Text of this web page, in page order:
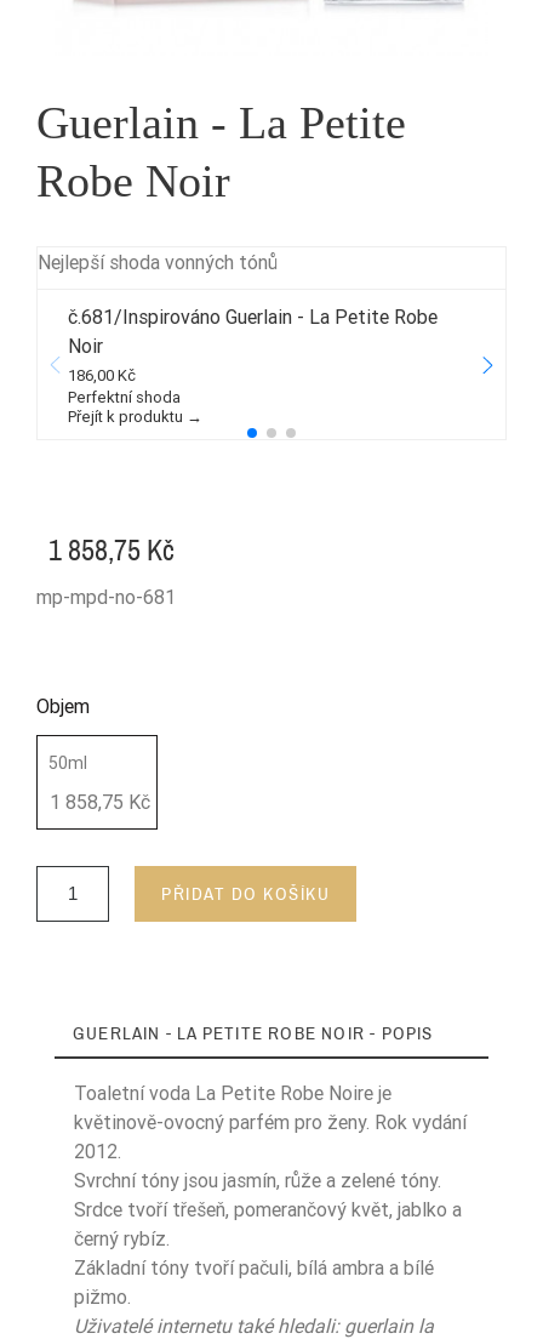
Guerlain - La Petite
Robe Noir
Nejlepší shoda vonných tónů
č.681/Inspirováno Guerlain - La Petite Robe
Noir
186,00 Kč
Perfektní shoda
Přejít k produktu →
1 858,75 Kč
mp-mpd-no-681
Objem
50ml
1 858,75 Kč
PŘIDAT DO KOŠÍKU
GUERLAIN - LA PETITE ROBE NOIR - POPIS
Toaletní voda La Petite Robe Noire je
květinově-ovocný parfém pro ženy. Rok vydání
2012.
Svrchní tóny jsou jasmín, růže a zelené tóny.
Srdce tvoří třešeň, pomerančový květ, jablko a
černý rybíz.
Základní tóny tvoří pačuli, bílá ambra a bílé
pižmo.
Uživatelé internetu také hledali: guerlain la